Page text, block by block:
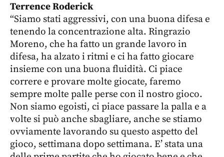
Terrence Roderick
“Siamo stati aggressivi, con una buona difesa e
tenendo la concentrazione alta. Ringrazio
Moreno, che ha fatto un grande lavoro in
difesa, ha alzato i ritmi e ci ha fatto giocare
insieme con una buona fluidità. Ci piace
correre e provare molte giocate, faremo
sempre molte palle perse con il nostro gioco.
Non siamo egoisti, ci piace passare la palla e a
volte si può anche sbagliare, anche se stiamo
ovviamente lavorando su questo aspetto del
gioco, settimana dopo settimana. E’ stata una